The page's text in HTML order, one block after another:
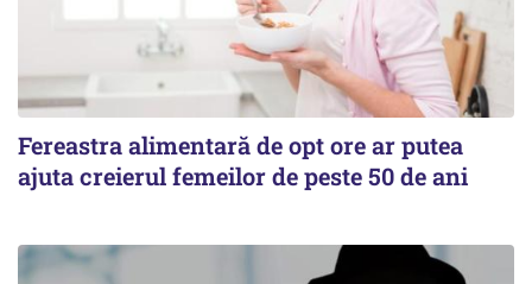
Fereastra alimentară de opt ore ar putea
ajuta creierul femeilor de peste 50 de ani